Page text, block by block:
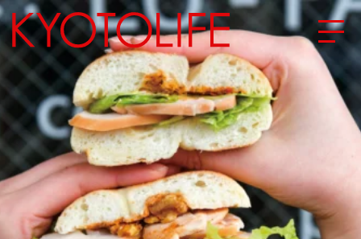
エリアから探す
地図から探す
カテゴリーから探す
SPECIAL